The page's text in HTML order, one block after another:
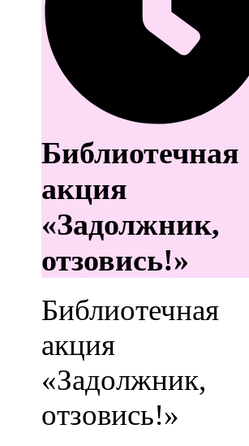
Библиотечная
акция
«Задолжник,
отзовись!»
Библиотечная
акция
«Задолжник,
отзовись!»